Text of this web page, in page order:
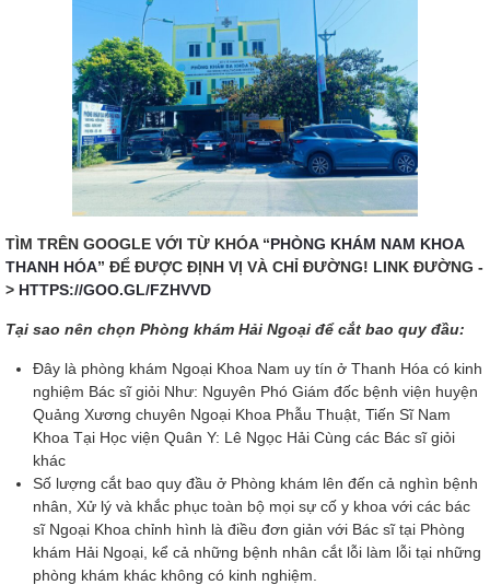
TÌM TRÊN GOOGLE VỚI TỪ KHÓA “PHÒNG KHÁM NAM KHOA
THANH HÓA” ĐỂ ĐƯỢC ĐỊNH VỊ VÀ CHỈ ĐƯỜNG! LINK ĐƯỜNG -
> HTTPS://GOO.GL/FZHVVD
Tại sao nên chọn Phòng khám Hải Ngoại để cắt bao quy đầu:
Đây là phòng khám Ngoại Khoa Nam uy tín ở Thanh Hóa có kinh
nghiệm Bác sĩ giỏi Như: Nguyên Phó Giám đốc bệnh viện huyện
Quảng Xương chuyên Ngoại Khoa Phẫu Thuật, Tiến Sĩ Nam
Khoa Tại Học viện Quân Y: Lê Ngọc Hải Cùng các Bác sĩ giỏi
khác
Số lượng cắt bao quy đầu ở Phòng khám lên đến cả nghìn bệnh
nhân, Xử lý và khắc phục toàn bộ mọi sự cố y khoa với các bác
sĩ Ngoại Khoa chỉnh hình là điều đơn giản với Bác sĩ tại Phòng
khám Hải Ngoại, kể cả những bệnh nhân cắt lỗi làm lỗi tại những
phòng khám khác không có kinh nghiệm.